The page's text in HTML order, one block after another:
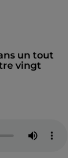
un tout
vingt